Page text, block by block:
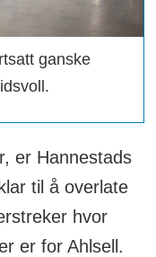
ganske
er Hannestads
til å overlate
hvor
er for Ahlsell.